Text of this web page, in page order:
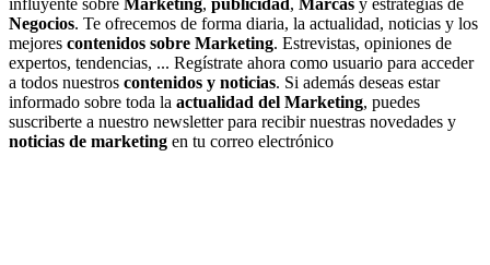
influyente sobre Marketing, publicidad , Marcas y estrategias de
Negocios. Te ofrecemos de forma diaria, la actualidad, noticias y los
mejores contenidos sobre Marketing. Estrevistas, opiniones de
expertos, tendencias, ... Regístrate ahora como usuario para acceder
a todos nuestros contenidos y noticias. Si además deseas estar
informado sobre toda la actualidad del Marketing, puedes
suscriberte a nuestro newsletter para recibir nuestras novedades y
noticias de marketing en tu correo electrónico